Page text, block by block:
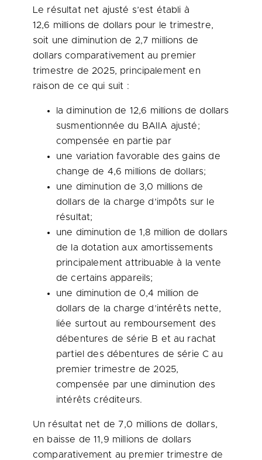
Le résultat net ajusté s’est établi à
12,6 millions de dollars pour le trimestre,
soit une diminution de 2,7 millions de
dollars comparativement au premier
trimestre de 2025, principalement en
raison de ce qui suit :
la diminution de 12,6 millions de dollars
susmentionnée du BAIIA ajusté;
compensée en partie par
une variation favorable des gains de
change de 4,6 millions de dollars;
une diminution de 3,0 millions de
dollars de la charge d’impôts sur le
résultat;
une diminution de 1,8 million de dollars
de la dotation aux amortissements
principalement attribuable à la vente
de certains appareils;
une diminution de 0,4 million de
dollars de la charge d’intérêts nette,
liée surtout au remboursement des
débentures de série B et au rachat
partiel des débentures de série C au
premier trimestre de 2025,
compensée par une diminution des
intérêts créditeurs.
Un résultat net de 7,0 millions de dollars,
en baisse de 11,9 millions de dollars
comparativement au premier trimestre de